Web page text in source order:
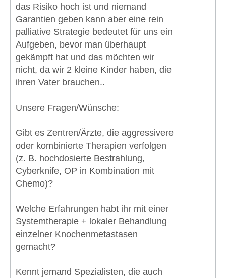
das Risiko hoch ist und niemand
Garantien geben kann aber eine rein
palliative Strategie bedeutet für uns ein
Aufgeben, bevor man überhaupt
gekämpft hat und das möchten wir
nicht, da wir 2 kleine Kinder haben, die
ihren Vater brauchen..
Unsere Fragen/Wünsche:
Gibt es Zentren/Ärzte, die aggressivere
oder kombinierte Therapien verfolgen
(z. B. hochdosierte Bestrahlung,
Cyberknife, OP in Kombination mit
Chemo)?
Welche Erfahrungen habt ihr mit einer
Systemtherapie + lokaler Behandlung
einzelner Knochenmetastasen
gemacht?
Kennt jemand Spezialisten, die auch